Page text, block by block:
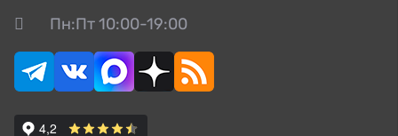
Пн:Пт 10:00-19:00